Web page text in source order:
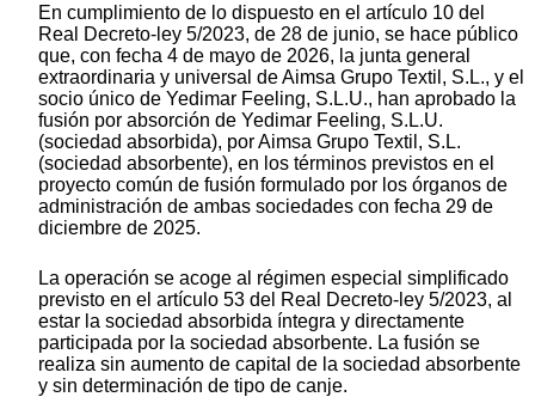
En cumplimiento de lo dispuesto en el artículo 10 del
Real Decreto-ley 5/2023, de 28 de junio, se hace público
que, con fecha 4 de mayo de 2026, la junta general
extraordinaria y universal de Aimsa Grupo Textil, S.L., y el
socio único de Yedimar Feeling, S.L.U., han aprobado la
fusión por absorción de Yedimar Feeling, S.L.U.
(sociedad absorbida), por Aimsa Grupo Textil, S.L.
(sociedad absorbente), en los términos previstos en el
proyecto común de fusión formulado por los órganos de
administración de ambas sociedades con fecha 29 de
diciembre de 2025.
La operación se acoge al régimen especial simplificado
previsto en el artículo 53 del Real Decreto-ley 5/2023, al
estar la sociedad absorbida íntegra y directamente
participada por la sociedad absorbente. La fusión se
realiza sin aumento de capital de la sociedad absorbente
y sin determinación de tipo de canje.